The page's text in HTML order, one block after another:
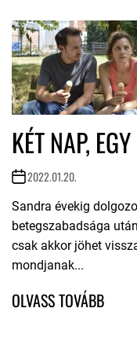
KÉT NAP,
2022.01.20.
Sandra évekig
betegszabadsága
csak akkor jöhet
mondjanak...